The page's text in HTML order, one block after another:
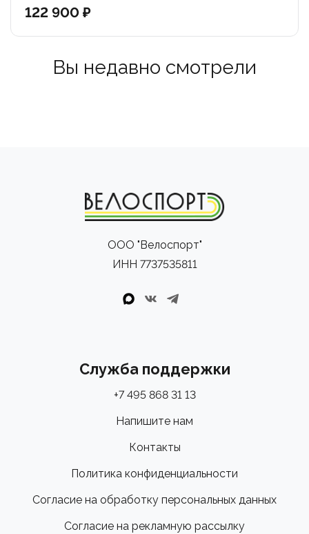
втулки идеально подобраны под эргономику и вес
райдера категории Expert.
Облегченный вилсет: Гоночные колеса собраны на
122 900 ₽
Вы недавно смотрели
ООО "Велоспорт"
ИНН 7737535811
Служба поддержки
+7 495 868 31 13
Напишите нам
Контакты
Политика конфиденциальности
Согласие на обработку персональных данных
Согласие на рекламную рассылку